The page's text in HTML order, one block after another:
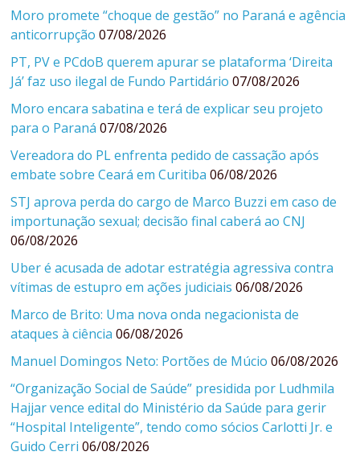
Moro promete “choque de gestão” no Paraná e agência
anticorrupção 07/08/2026
PT, PV e PCdoB querem apurar se plataforma ‘Direita
Já’ faz uso ilegal de Fundo Partidário 07/08/2026
Moro encara sabatina e terá de explicar seu projeto
para o Paraná 07/08/2026
Vereadora do PL enfrenta pedido de cassação após
embate sobre Ceará em Curitiba 06/08/2026
STJ aprova perda do cargo de Marco Buzzi em caso de
importunação sexual; decisão final caberá ao CNJ
06/08/2026
Uber é acusada de adotar estratégia agressiva contra
vítimas de estupro em ações judiciais 06/08/2026
Marco de Brito: Uma nova onda negacionista de
ataques à ciência 06/08/2026
Manuel Domingos Neto: Portões de Múcio 06/08/2026
“Organização Social de Saúde” presidida por Ludhmila
Hajjar vence edital do Ministério da Saúde para gerir
“Hospital Inteligente”, tendo como sócios Carlotti Jr. e
Guido Cerri 06/08/2026